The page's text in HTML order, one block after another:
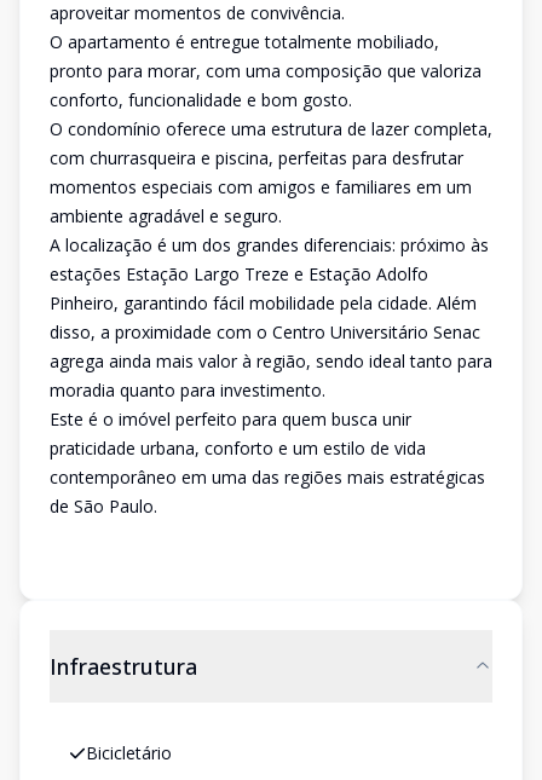
aproveitar momentos de convivência.
O apartamento é entregue totalmente mobiliado,
pronto para morar, com uma composição que valoriza
conforto, funcionalidade e bom gosto.
O condomínio oferece uma estrutura de lazer completa,
com churrasqueira e piscina, perfeitas para desfrutar
momentos especiais com amigos e familiares em um
ambiente agradável e seguro.
A localização é um dos grandes diferenciais: próximo às
estações Estação Largo Treze e Estação Adolfo
Pinheiro, garantindo fácil mobilidade pela cidade. Além
disso, a proximidade com o Centro Universitário Senac
agrega ainda mais valor à região, sendo ideal tanto para
moradia quanto para investimento.
Este é o imóvel perfeito para quem busca unir
praticidade urbana, conforto e um estilo de vida
contemporâneo em uma das regiões mais estratégicas
de São Paulo.
Infraestrutura
Bicicletário